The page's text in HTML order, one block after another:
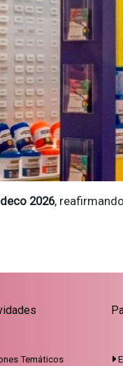
2026,
Temáticos